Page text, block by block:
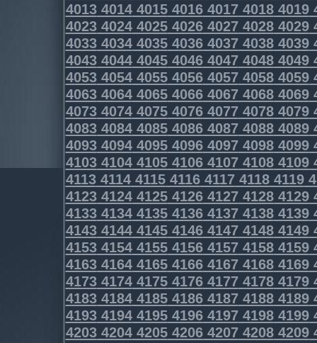
4013401440154016401740184019
4023402440254026402740284029
4033403440354036403740384039
4043404440454046404740484049
4053405440554056405740584059
4063406440654066406740684069
4073407440754076407740784079
4083408440854086408740884089
4093409440954096409740984099
4103410441054106410741084109
4113411441154116411741184119
4123412441254126412741284129
4133413441354136413741384139
4143414441454146414741484149
4153415441554156415741584159
4163416441654166416741684169
4173417441754176417741784179
4183418441854186418741884189
4193419441954196419741984199
4203420442054206420742084209